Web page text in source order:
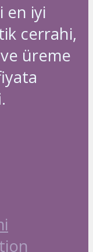
en iyi
cerrahi,
ve üreme